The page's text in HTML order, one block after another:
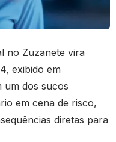
no Zuzanete vira
exibido em
um dos sucos
em cena de risco,
diretas para